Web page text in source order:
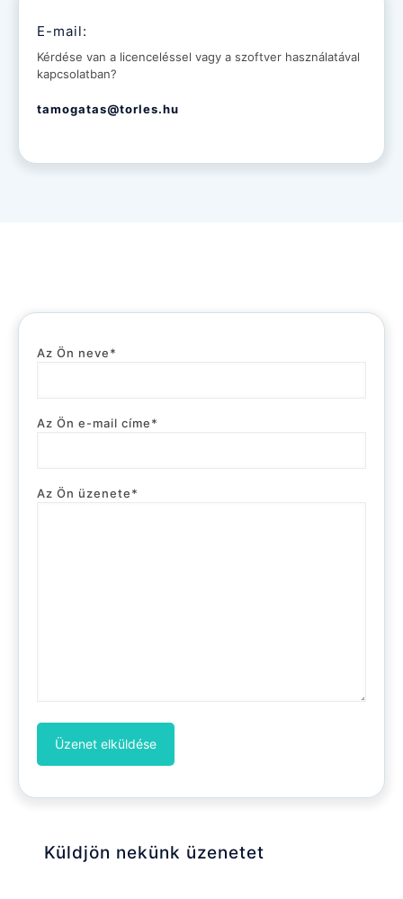
E-mail:
Kérdése van a licenceléssel vagy a szoftver használatával
kapcsolatban?
tamogatas@torles.hu
Az Ön neve*
Az Ön e-mail címe*
Az Ön üzenete*
Küldjön nekünk üzenetet